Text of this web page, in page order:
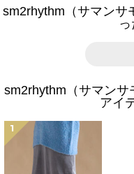
sm2rhythm（サマンサ
sm2rhythm（サマン
アイ
1